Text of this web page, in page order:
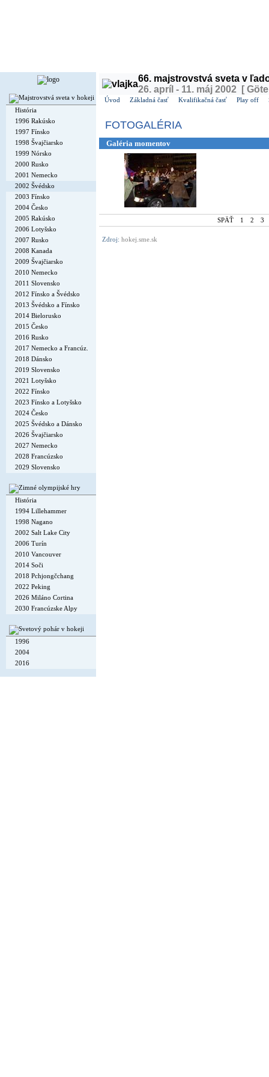
História
1996 Rakúsko
1997 Fínsko
1998 Švajčiarsko
1999 Nórsko
2000 Rusko
2001 Nemecko
2002 Švédsko
2003 Fínsko
2004 Česko
2005 Rakúsko
2006 Lotyšsko
2007 Rusko
2008 Kanada
2009 Švajčiarsko
2010 Nemecko
2011 Slovensko
2012 Fínsko a Švédsko
2013 Švédsko a Fínsko
2014 Bielorusko
2015 Česko
2016 Rusko
2017 Nemecko a Francúz.
2018 Dánsko
2019 Slovensko
2021 Lotyšsko
2022 Fínsko
2023 Fínsko a Lotyšsko
2024 Česko
2025 Švédsko a Dánsko
2026 Švajčiarsko
2027 Nemecko
2028 Francúzsko
2029 Slovensko
História
1994 Lillehammer
1998 Nagano
2002 Salt Lake City
2006 Turín
2010 Vancouver
2014 Soči
2018 Pchjongčchang
2022 Peking
2026 Miláno Cortina
2030 Francúzske Alpy
1996
2004
2016
66. majstrovstvá sveta v
26. apríl - 11. máj 2002 [
Úvod Základná časť Kvalifikačná časť Play off
FOTOGALÉRIA
Galéria momentov
SPÄŤ 1 2 3
Zdroj: hokej.sme.sk